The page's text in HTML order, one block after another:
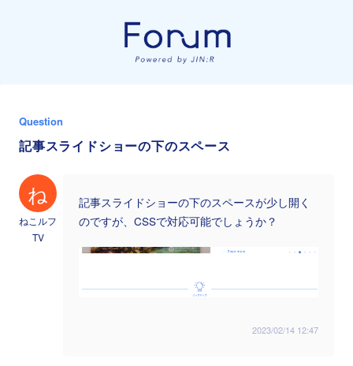
Question
記事スライドショーの下のスペース
ね
ねこルフ
TV
記事スライドショーの下のスペースが少し開く
のですが、CSSで対応可能でしょうか？
2023/02/14 12:47